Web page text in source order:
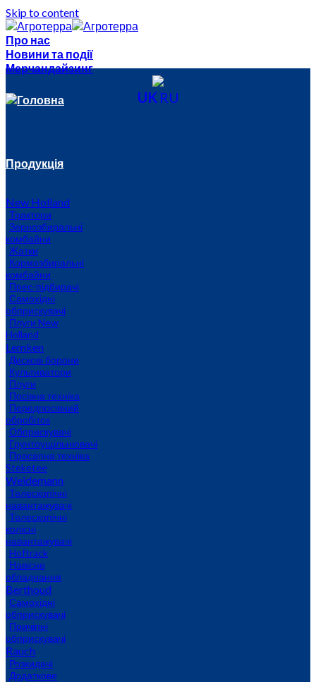
Skip to content
Про нас
Новини та події
Мерчандайзинг
UK RU
Головна
Продукція
New Holland
Трактори
Зернозбиральні
комбайни
Жатки
Кормозбиральні
комбайни
Прес-підбирачі
Самохідні
обприскувачі
Плуги New
Holland
Lemken
Дискові борони
Культиватори
Плуги
Посівна техніка
Передпосівний
обробіток
Обприскувачі
Грунтоущільнювачі
Просапна техніка
Steketee
Weidemann
Телескопічні
навантажувачі
Телескопічні
колісні
навантажувачі
Hoftrack
Навісне
обладнання
Berthoud
Самохідні
обприскувачі
Причіпні
обприскувачі
Rauch
Розкидачі
Додаткове